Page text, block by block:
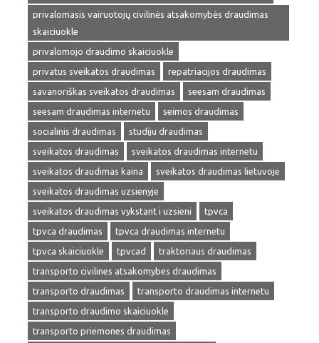
privalomasis vairuotojų civilinės atsakomybės draudimas
skaiciuokle
privalomojo draudimo skaiciuokle
privatus sveikatos draudimas
repatriacijos draudimas
savanoriškas sveikatos draudimas
seesam draudimas
seesam draudimas internetu
seimos draudimas
socialinis draudimas
studiju draudimas
sveikatos draudimas
sveikatos draudimas internetu
sveikatos draudimas kaina
sveikatos draudimas lietuvoje
sveikatos draudimas uzsienyje
sveikatos draudimas vykstant i uzsieni
tpvca
tpvca draudimas
tpvca draudimas internetu
tpvca skaiciuokle
tpvcad
traktoriaus draudimas
transporto civilines atsakomybes draudimas
transporto draudimas
transporto draudimas internetu
transporto draudimo skaiciuokle
transporto priemones draudimas